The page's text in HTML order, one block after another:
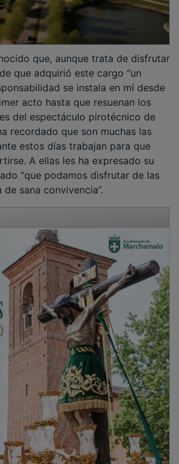
que adquirió este cargo “un
se instala en mí desde
acto hasta que resuenan los
del espectáculo pirotécnico de
recordado que son muchas las
estos días trabajan para que
A ellas les ha expresado su
“que podamos disfrutar de las
de sana convivencia”.